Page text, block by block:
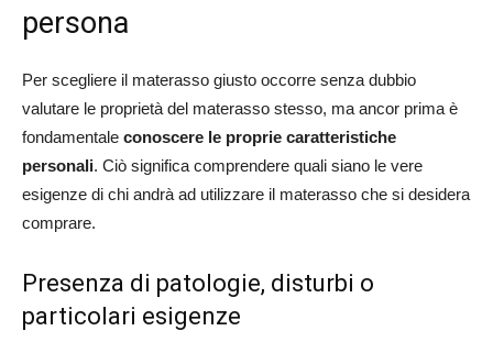
persona
Per scegliere il materasso giusto occorre senza dubbio
valutare le proprietà del materasso stesso, ma ancor prima è
fondamentale conoscere le proprie caratteristiche
personali. Ciò significa comprendere quali siano le vere
esigenze di chi andrà ad utilizzare il materasso che si desidera
comprare.
Presenza di patologie, disturbi o
particolari esigenze